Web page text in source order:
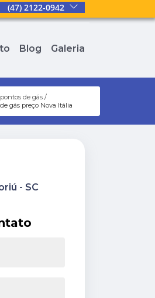
(47) 2122-0942
Blog Galeria
de gás
gás preço Nova Itália
- SC